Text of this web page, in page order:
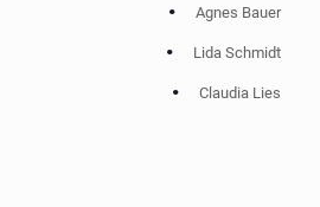
Agnes Bauer
Lida Schmidt
Claudia Lies